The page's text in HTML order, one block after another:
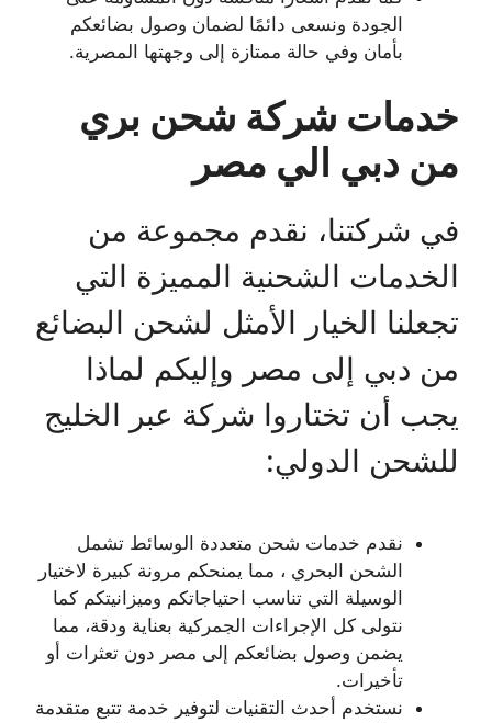
الجودة ونسعى دائمًا لضمان وصول بضائعكم
بأمان وفي حالة ممتازة إلى وجهتها المصرية.
خدمات شركة شحن بري
من دبي الي مصر
في شركتنا، نقدم مجموعة من
الخدمات الشحنية المميزة التي
تجعلنا الخيار الأمثل لشحن البضائع
من دبي إلى مصر وإليكم لماذا
يجب أن تختاروا شركة عبر الخليج
للشحن الدولي:
نقدم خدمات شحن متعددة الوسائط تشمل
الشحن البحري ، مما يمنحكم مرونة كبيرة لاختيار
الوسيلة التي تناسب احتياجاتكم وميزانيتكم كما
نتولى كل الإجراءات الجمركية بعناية ودقة، مما
يضمن وصول بضائعكم إلى مصر دون تعثرات أو
تأخيرات.
نستخدم أحدث التقنيات لتوفير خدمة تتبع متقدمة